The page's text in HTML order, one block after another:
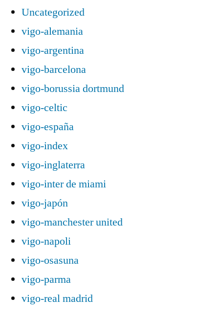
Uncategorized
vigo-alemania
vigo-argentina
vigo-barcelona
vigo-borussia dortmund
vigo-celtic
vigo-españa
vigo-index
vigo-inglaterra
vigo-inter de miami
vigo-japón
vigo-manchester united
vigo-napoli
vigo-osasuna
vigo-parma
vigo-real madrid